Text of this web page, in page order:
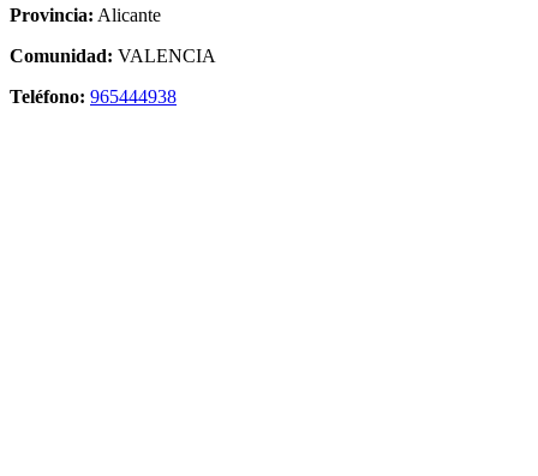
Provincia: Alicante
Comunidad: VALENCIA
Teléfono: 965444938